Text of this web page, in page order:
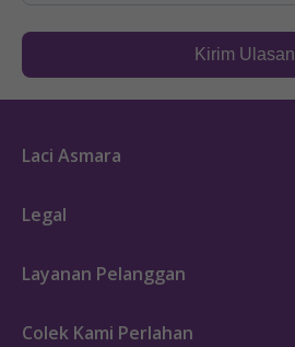
Kirim Ulasan
Laci Asmara
Sex Education
Legal
Kebijakan Cookie
Layanan Pelanggan
Colek Kami Perlahan